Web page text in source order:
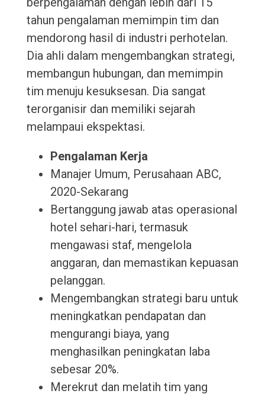
tahun pengalaman memimpin tim dan
mendorong hasil di industri perhotelan.
Dia ahli dalam mengembangkan strategi,
membangun hubungan, dan memimpin
tim menuju kesuksesan. Dia sangat
terorganisir dan memiliki sejarah
melampaui ekspektasi.
Pengalaman Kerja
Manajer Umum, Perusahaan ABC,
2020-Sekarang
Bertanggung jawab atas operasional
hotel sehari-hari, termasuk
mengawasi staf, mengelola
anggaran, dan memastikan kepuasan
pelanggan.
Mengembangkan strategi baru untuk
meningkatkan pendapatan dan
mengurangi biaya, yang
menghasilkan peningkatan laba
sebesar 20%.
Merekrut dan melatih tim yang